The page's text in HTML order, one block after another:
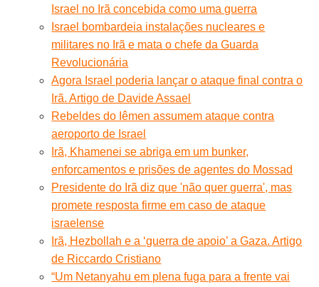
Israel no Irã concebida como uma guerra
Israel bombardeia instalações nucleares e
militares no Irã e mata o chefe da Guarda
Revolucionária
Agora Israel poderia lançar o ataque final contra o
Irã. Artigo de Davide Assael
Rebeldes do Iêmen assumem ataque contra
aeroporto de Israel
Irã, Khamenei se abriga em um bunker,
enforcamentos e prisões de agentes do Mossad
Presidente do Irã diz que 'não quer guerra', mas
promete resposta firme em caso de ataque
israelense
Irã, Hezbollah e a ‘guerra de apoio’ a Gaza. Artigo
de Riccardo Cristiano
“Um Netanyahu em plena fuga para a frente vai